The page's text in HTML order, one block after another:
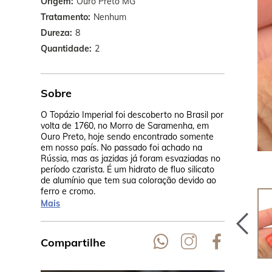
Tratamento Nenhum
Dureza 8
Quantidade 2
Sobre
O Topázio Imperial foi descoberto no Brasil por
volta de 1760, no Morro de Saramenha, em
Ouro Preto, hoje sendo encontrado somente
em nosso país. No passado foi achado na
Rússia, mas as jazidas já foram esvaziadas no
período czarista. É um hidrato de fluo silicato
de alumínio que tem sua coloração devido ao
ferro e cromo.
A origem
minerador
Imperatriz
Mais
Compartilhe